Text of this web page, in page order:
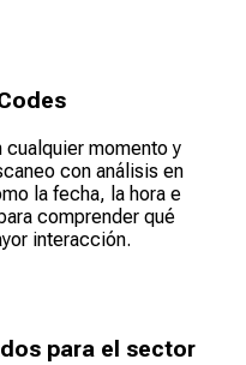
cualquier momento y
con análisis en
la fecha, la hora e
comprender qué
interacción.
para el sector